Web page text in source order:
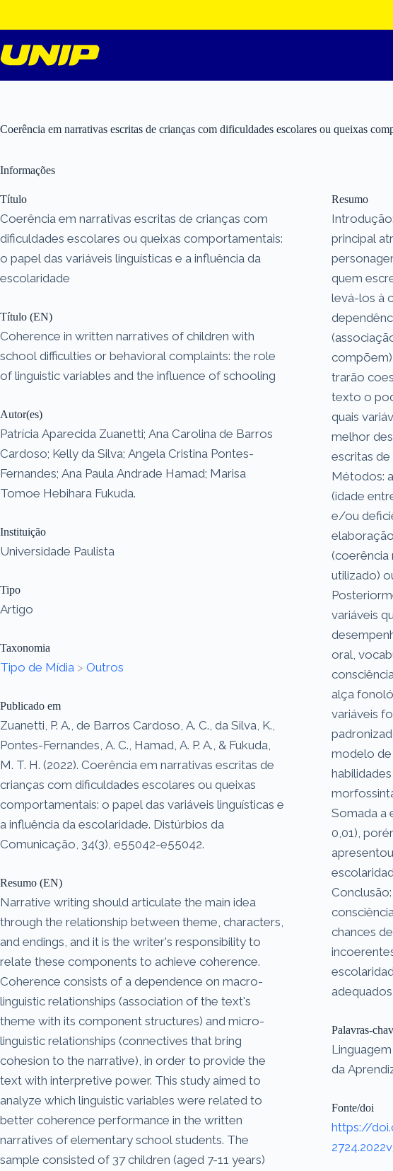
o
conteúdo
Coerência em narrativas escritas de crianças com dificuldades escolares ou queixas
Informações
Título
Coerência em narrativas escritas de crianças com
dificuldades escolares ou queixas comportamentais:
o papel das variáveis linguísticas e a influência da
escolaridade
Título (EN)
Coherence in written narratives of children with
school difficulties or behavioral complaints: the role
of linguistic variables and the influence of schooling
Autor(es)
Patrícia Aparecida Zuanetti; Ana Carolina de Barros
Cardoso; Kelly da Silva; Angela Cristina Pontes-
Fernandes; Ana Paula Andrade Hamad; Marisa
Tomoe Hebihara Fukuda.
Instituição
Universidade Paulista
Tipo
Artigo
Taxonomia
Tipo de Mídia > Outros
Publicado em
Zuanetti, P. A., de Barros Cardoso, A. C., da Silva, K.,
Pontes-Fernandes, A. C., Hamad, A. P. A., & Fukuda,
M. T. H. (2022). Coerência em narrativas escritas de
crianças com dificuldades escolares ou queixas
comportamentais: o papel das variáveis linguísticas e
a influência da escolaridade. Distúrbios da
Comunicação, 34(3), e55042-e55042.
Resumo (EN)
Narrative writing should articulate the main idea
through the relationship between theme, characters,
and endings, and it is the writer's responsibility to
relate these components to achieve coherence.
Coherence consists of a dependence on macro-
linguistic relationships (association of the text's
theme with its component structures) and micro-
linguistic relationships (connectives that bring
cohesion to the narrative), in order to provide the
text with interpretive power. This study aimed to
analyze which linguistic variables were related to
better coherence performance in the written
narratives of elementary school students. The
sample consisted of 37 children (aged 7-11 years)
Resumo
principal
quem
levá-los à
trarão
texto o
quais
melhor
escritas
Métodos:
(idade
e/ou
(coerência
utilizado)
variáveis
oral,
alça
variáveis
modelo de
Somada a
0,01),
chances
adequados
Palavras-
da
Fonte/doi
https://